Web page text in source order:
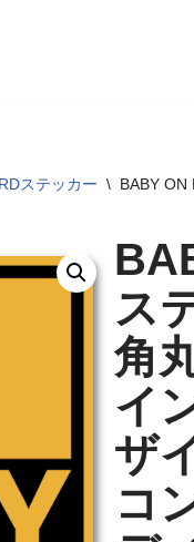
ステッカー \ BABY ON
ス
角
イ
ザ
コ